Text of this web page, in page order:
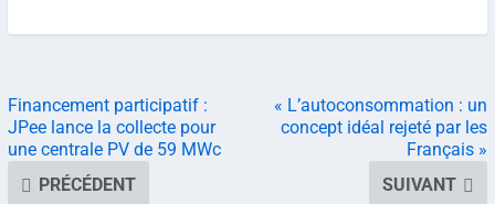
Financement participatif :
JPee lance la collecte pour
une centrale PV de 59 MWc
PRÉCÉDENT
« L’autoconsommation : un
concept idéal rejeté par les
Français »
SUIVANT